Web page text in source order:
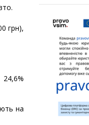
грн),
24,6%
на